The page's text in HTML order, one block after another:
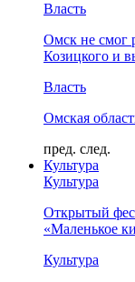
Власть
Омск не смог
Козицкого и
Власть
Омская
пред. след.
Культура
Культура
Открытый
«Маленькое
Культура